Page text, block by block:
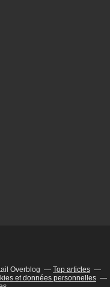
Overblog
Top articles
et données personnelles